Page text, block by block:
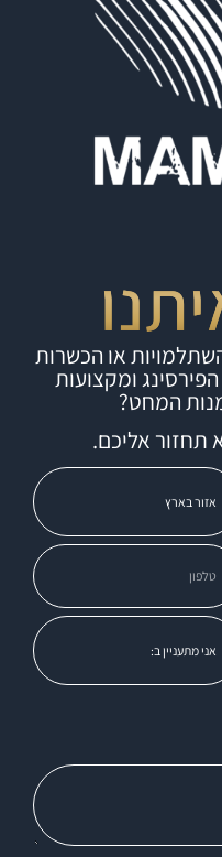
או הכשרות
ומקצועות
המחט?
תחזור אליכם.